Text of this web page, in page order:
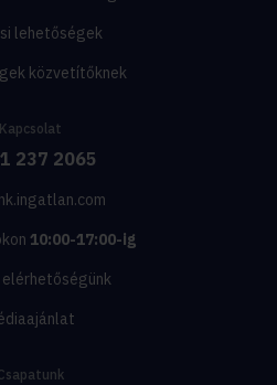
lehetőségek
közvetítőknek
Kapcsolat
237 2065
10:00-17:00-ig
elérhetőségünk